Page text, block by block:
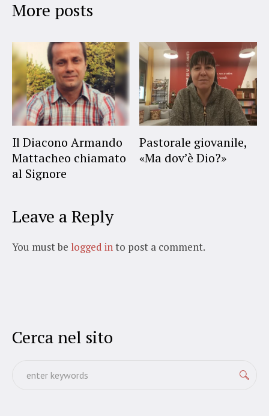
More posts
Il Diacono Armando
Mattacheo chiamato
al Signore
Pastorale giovanile,
«Ma dov’è Dio?»
Leave a Reply
You must be logged into post a comment.
Cerca nel sito